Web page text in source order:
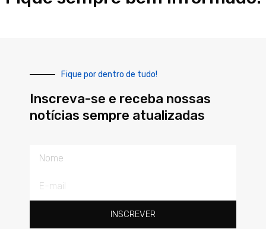
Fique por dentro de tudo!
Inscreva-se e receba nossas
notícias sempre atualizadas
INSCREVER